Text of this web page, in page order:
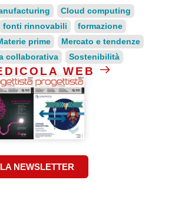
Cloud computing
fonti rinnovabili
formazione
prime
Mercato e tendenze
collaborativa Sostenibilità
WEB
NEWSLETTER